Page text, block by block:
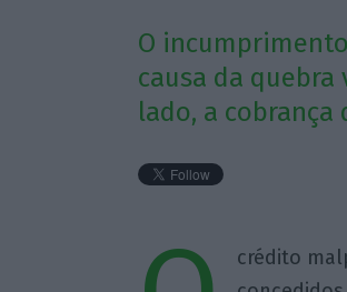
O
causa da
lado, a
crédito